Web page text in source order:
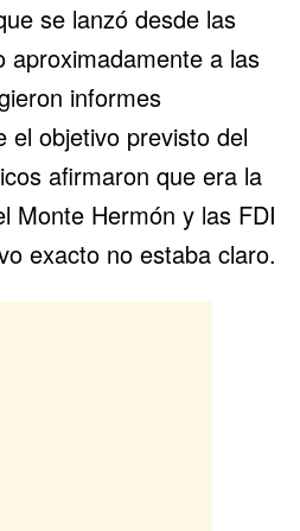
se lanzó desde las
aproximadamente a las
informes
el objetivo previsto del
afirmaron que era la
Monte Hermón y las FDI
exacto no estaba claro.